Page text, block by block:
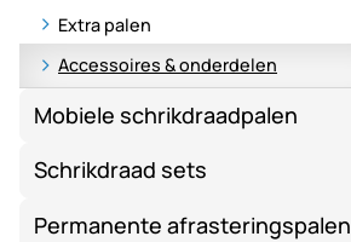
Extra palen
Accessoires & onderdelen
Mobiele schrikdraadpalen
Schrikdraad sets
Permanente afrasteringspalen